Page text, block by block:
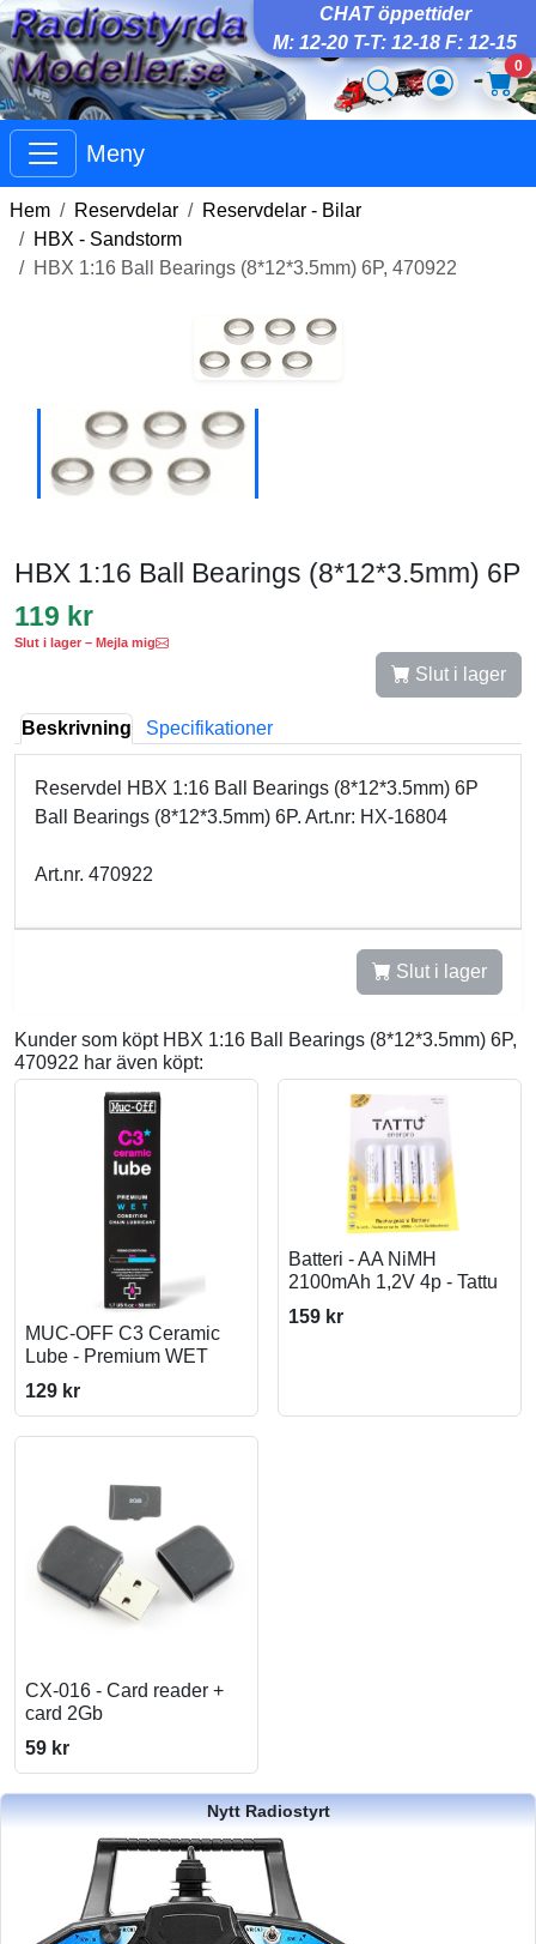
CHAT öppettider
M: 12-20 T-T: 12-18 F: 12-15
0
Meny
Hem Reservdelar
Reservdelar - Bilar
HBX - Sandstorm
HBX 1:16 Ball Bearings (8*12*3.5mm) 6P, 470922
HBX 1:16 Ball Bearings (8*12*3.5mm) 6P
119 kr
Slut i lager – Mejla mig
Slut i lager
Beskrivning Specifikationer
Reservdel HBX 1:16 Ball Bearings (8*12*3.5mm) 6P
Ball Bearings (8*12*3.5mm) 6P. Art.nr: HX-16804
Art.nr. 470922
Slut i lager
Kunder som köpt HBX 1:16 Ball Bearings (8*12*3.5mm) 6P,
470922 har även köpt:
MUC-OFF C3 Ceramic
Lube - Premium WET
129 kr
Batteri - AA NiMH
2100mAh 1,2V 4p - Tattu
159 kr
CX-016 - Card reader +
card 2Gb
59 kr
Nytt Radiostyrt